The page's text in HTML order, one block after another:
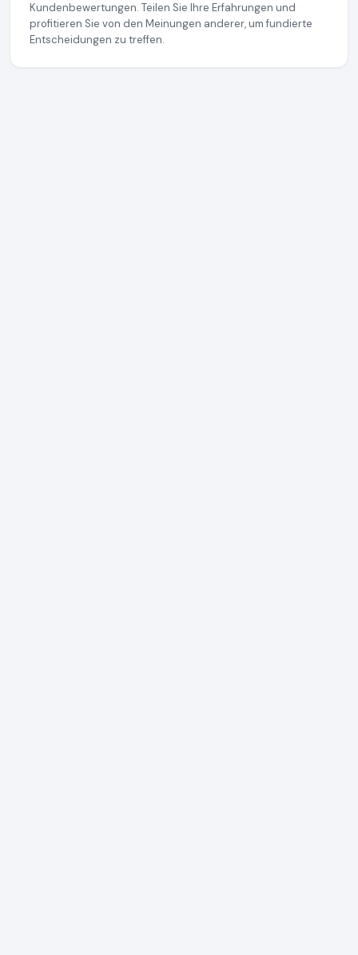
Kundenbewertungen. Teilen Sie Ihre Erfahrungen und
profitieren Sie von den Meinungen anderer, um fundierte
Entscheidungen zu treffen.